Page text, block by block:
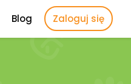
Blog Zaloguj się